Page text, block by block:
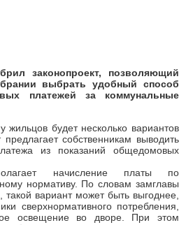
законопроект, позволяющий
выбрать удобный способ
платежей за коммунальные
жильцов будет несколько вариантов
собственникам выводить
из показаний общедомовых
начисление платы по
нормативу. По словам замглавы
вариант может быть выгоднее,
сверхнормативного потребления,
освещение во дворе. При этом